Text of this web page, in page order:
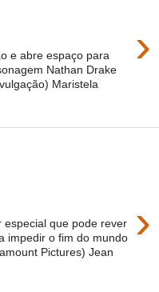
›
e abre espaço para
Nathan Drake
Maristela
›
especial que pode rever
impedir o fim do mundo
Pictures) Jean